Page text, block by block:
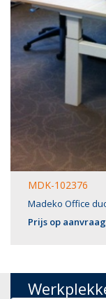
MDK-102376
Madeko Office
Prijs op aanvraag